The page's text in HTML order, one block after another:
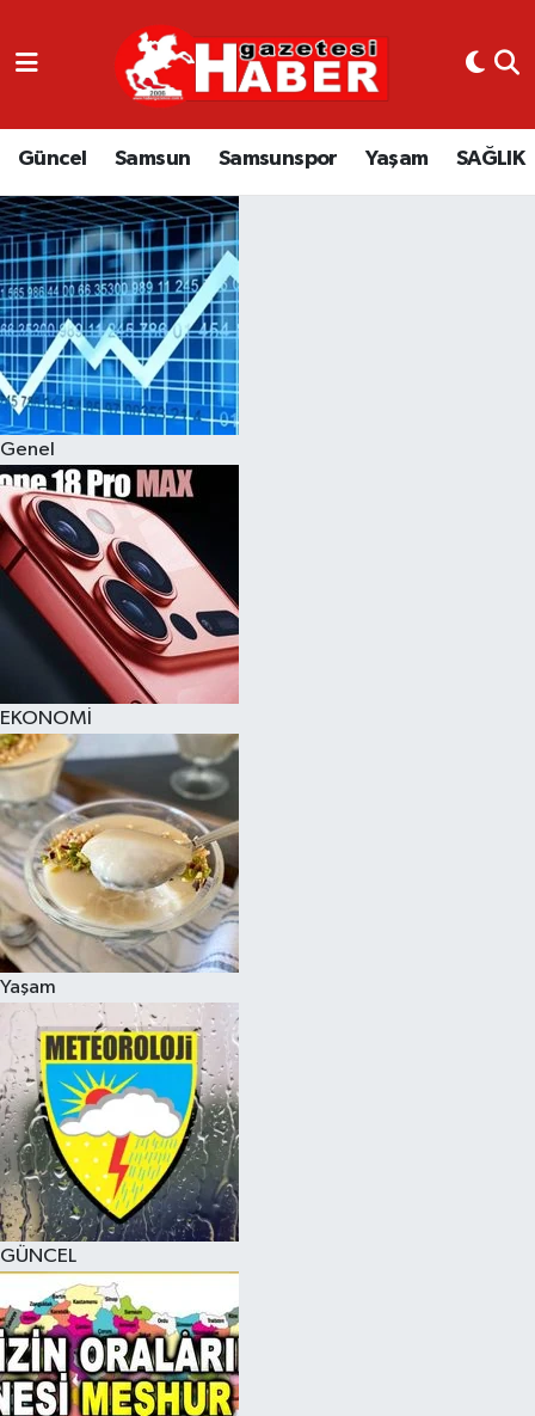
Güncel Samsun Samsunspor Yaşam SAĞLIK
Genel
EKONOMİ
Yaşam
GÜNCEL
GÜNCEL
SAMSUN
SAMSUNSPOR
EKONOMİ
YAŞAM